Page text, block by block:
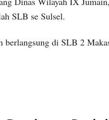
SLB se Sulsel.
berlangsung di SLB 2